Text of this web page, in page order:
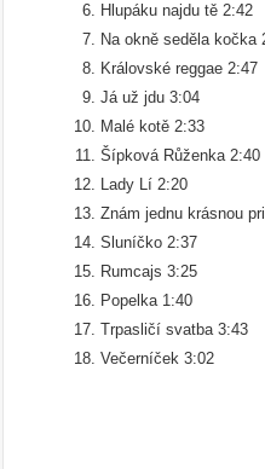
Hlupáku najdu tě 2:42
Na okně seděla kočka
Královské reggae 2:47
Já už jdu 3:04
Malé kotě 2:33
Šípková Růženka 2:40
Lady Lí 2:20
Znám jednu krásnou
Sluníčko 2:37
Rumcajs 3:25
Popelka 1:40
Trpasličí svatba 3:43
Večerníček 3:02